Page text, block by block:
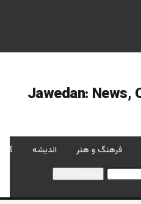
فرهنگ و هنر اندیشه